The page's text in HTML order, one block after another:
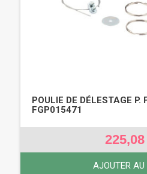
POULIE DE DÉLESTAGE
FGP015471
AJOUTER AU